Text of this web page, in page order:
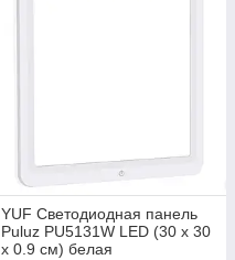
YUF Светодиодная панель
Puluz PU5131W LED (30 х 30
х 0.9 см) белая